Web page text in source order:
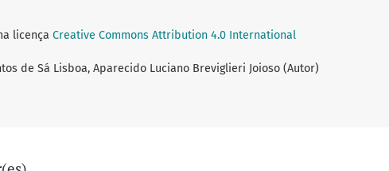
licença Creative Commons Attribution 4.0 International
de Sá Lisboa, Aparecido Luciano Breviglieri Joioso (Autor)